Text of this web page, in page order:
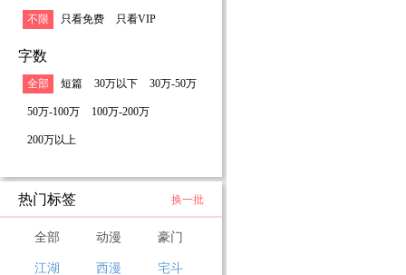
不限 只看免费 只看VIP
字数
全部 短篇 30万以下 30万-50万
50万-100万 100万-200万
200万以上
热门标签 换一批
全部 动漫 豪门
江湖 西漫 宅斗